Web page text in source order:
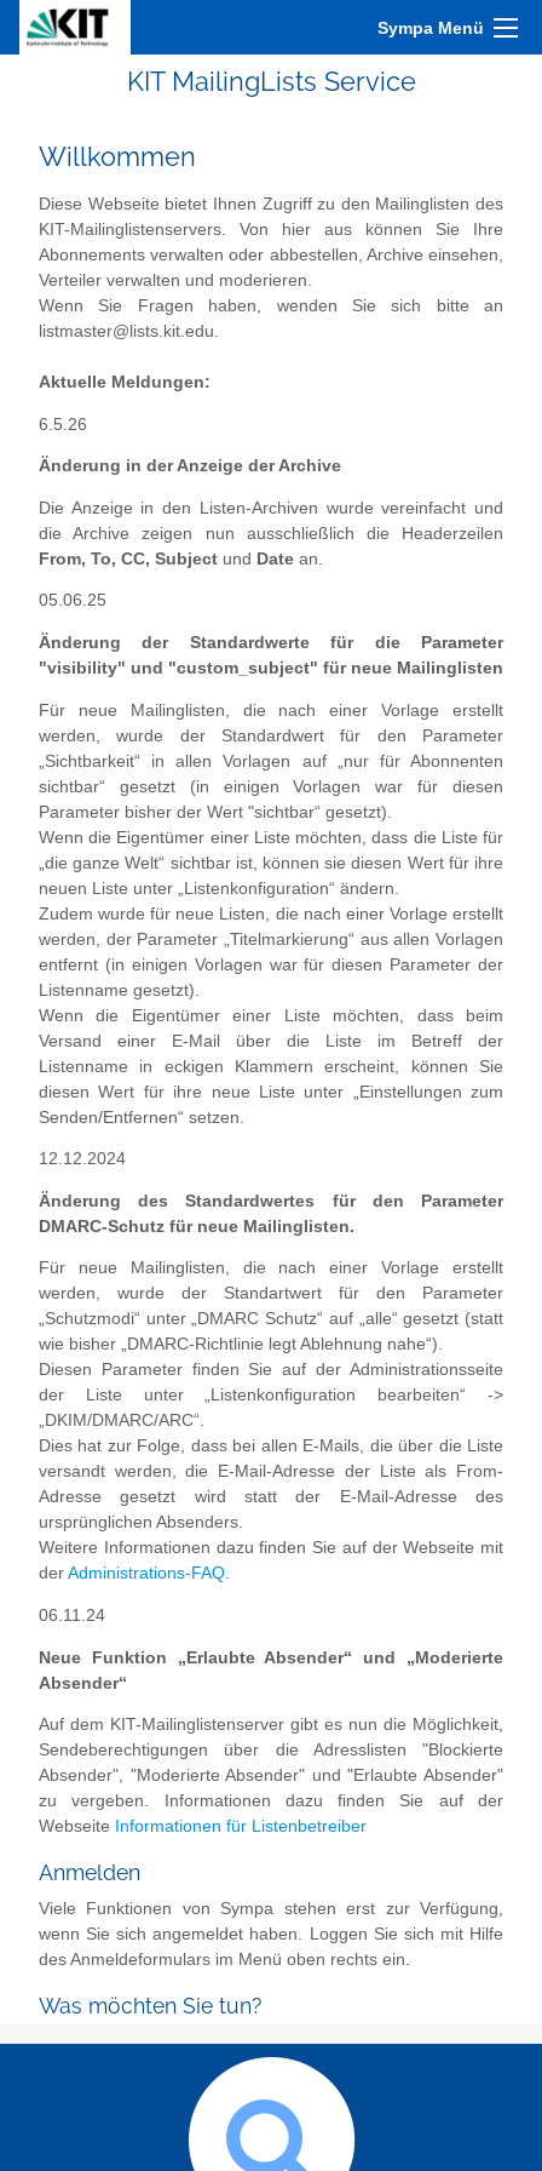
Sympa Menü
KIT MailingLists Service
Willkommen
Diese Webseite bietet Ihnen Zugriff zu den Mailinglisten des
KIT-Mailinglistenservers. Von hier aus können Sie Ihre
Abonnements verwalten oder abbestellen, Archive einsehen,
Verteiler verwalten und moderieren.
Wenn Sie Fragen haben, wenden Sie sich bitte an
listmaster@lists.kit.edu.
Aktuelle Meldungen:
6.5.26
Änderung in der Anzeige der Archive
Die Anzeige in den Listen-Archiven wurde vereinfacht und
die Archive zeigen nun ausschließlich die Headerzeilen
From, To, CC, Subject und Date an.
05.06.25
Änderung der Standardwerte für die Parameter
"visibility" und "custom_subject" für neue Mailinglisten
Für neue Mailinglisten, die nach einer Vorlage erstellt
werden, wurde der Standardwert für den Parameter
„Sichtbarkeit“ in allen Vorlagen auf „nur für Abonnenten
sichtbar“ gesetzt (in einigen Vorlagen war für diesen
Parameter bisher der Wert "sichtbar“ gesetzt).
Wenn die Eigentümer einer Liste möchten, dass die Liste für
„die ganze Welt“ sichtbar ist, können sie diesen Wert für ihre
neuen Liste unter „Listenkonfiguration“ ändern.
Zudem wurde für neue Listen, die nach einer Vorlage erstellt
werden, der Parameter „Titelmarkierung“ aus allen Vorlagen
entfernt (in einigen Vorlagen war für diesen Parameter der
Listenname gesetzt).
Wenn die Eigentümer einer Liste möchten, dass beim
Versand einer E-Mail über die Liste im Betreff der
Listenname in eckigen Klammern erscheint, können Sie
diesen Wert für ihre neue Liste unter „Einstellungen zum
Senden/Entfernen“ setzen.
12.12.2024
Änderung des Standardwertes für den Parameter
DMARC-Schutz für neue Mailinglisten.
Für neue Mailinglisten, die nach einer Vorlage erstellt
werden, wurde der Standartwert für den Parameter
„Schutzmodi“ unter „DMARC Schutz“ auf „alle“ gesetzt (statt
wie bisher „DMARC-Richtlinie legt Ablehnung nahe“).
Diesen Parameter finden Sie auf der Administrationsseite
der Liste unter „Listenkonfiguration bearbeiten“ ->
„DKIM/DMARC/ARC“.
Dies hat zur Folge, dass bei allen E-Mails, die über die Liste
versandt werden, die E-Mail-Adresse der Liste als From-
Adresse gesetzt wird statt der E-Mail-Adresse des
ursprünglichen Absenders.
Weitere Informationen dazu finden Sie auf der Webseite mit
der Administrations-FAQ.
06.11.24
Neue Funktion „Erlaubte Absender“ und „Moderierte
Absender“
Auf dem KIT-Mailinglistenserver gibt es nun die Möglichkeit,
Sendeberechtigungen über die Adresslisten "Blockierte
Absender", "Moderierte Absender" und "Erlaubte Absender"
zu vergeben. Informationen dazu finden Sie auf der
Webseite
Informationen für Listenbetreiber
Anmelden
Viele Funktionen von Sympa stehen erst zur Verfügung,
wenn Sie sich angemeldet haben. Loggen Sie sich mit Hilfe
des Anmeldeformulars im Menü oben rechts ein.
Was möchten Sie tun?